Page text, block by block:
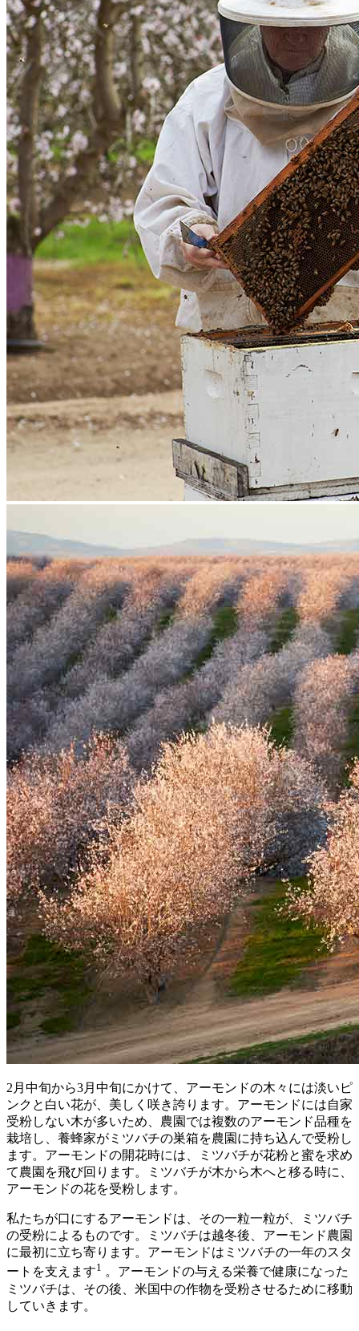
2月中旬から3月中旬にかけて、アーモンドの木々には淡いピ
ンクと白い花が、美しく咲き誇ります。アーモンドには自家
受粉しない木が多いため、農園では複数のアーモンド品種を
栽培し、養蜂家がミツバチの巣箱を農園に持ち込んで受粉し
ます。アーモンドの開花時には、ミツバチが花粉と蜜を求め
て農園を飛び回ります。ミツバチが木から木へと移る時に、
アーモンドの花を受粉します。
私たちが口にするアーモンドは、その一粒一粒が、ミツバチ
の受粉によるものです。ミツバチは越冬後、アーモンド農園
に最初に立ち寄ります。アーモンドはミツバチの一年のスタ
ートを支えます1 。アーモンドの与える栄養で健康になった
ミツバチは、その後、米国中の作物を受粉させるために移動
していきます。